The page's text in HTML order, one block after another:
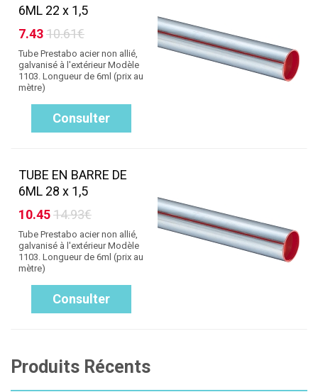
6ML 22 x 1,5
7.4310.61€
Tube Prestabo acier non allié,
galvanisé à l'extérieur Modèle
1103. Longueur de 6ml (prix au
mètre)
Consulter
TUBE EN BARRE DE
6ML 28 x 1,5
10.4514.93€
Tube Prestabo acier non allié,
galvanisé à l'extérieur Modèle
1103. Longueur de 6ml (prix au
mètre)
Consulter
Produits Récents